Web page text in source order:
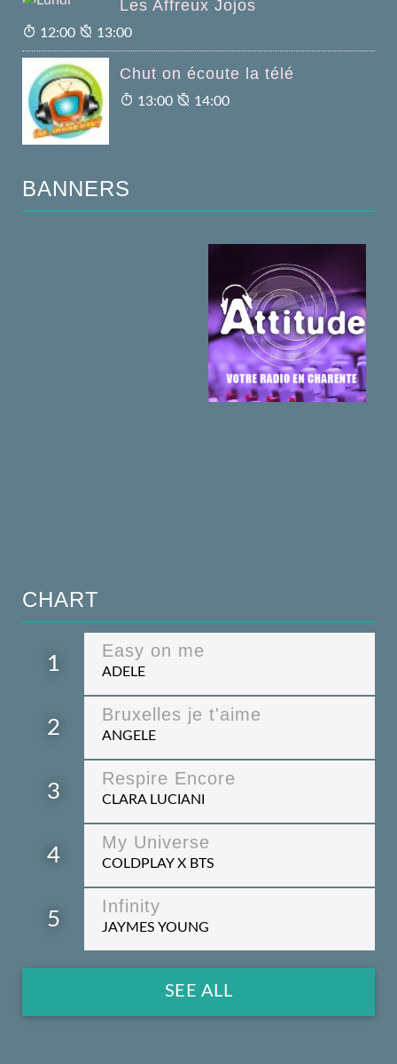
Les Affreux Jojos
12:00 13:00
Chut on écoute la télé
13:00 14:00
BANNERS
CHART
1
Easy on me
ADELE
2
Bruxelles je t'aime
ANGELE
3
Respire Encore
CLARA LUCIANI
4
My Universe
COLDPLAY X BTS
5
Infinity
JAYMES YOUNG
SEE ALL